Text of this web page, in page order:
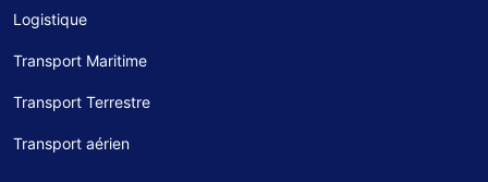
Logistique
Transport Maritime
Transport Terrestre
Transport aérien